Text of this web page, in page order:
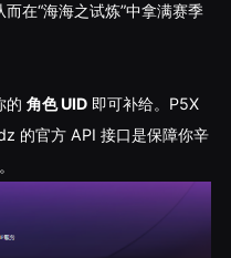
在“海海之试炼”中拿满赛季
的 角色 UID即可补给。P5X
的官方 API 接口是保障你辛